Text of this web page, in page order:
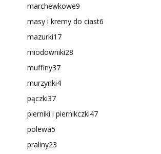
marchewkowe9
masy i kremy do ciast6
mazurki17
miodowniki28
muffiny37
murzynki4
pączki37
pierniki i piernikczki47
polewa5
praliny23